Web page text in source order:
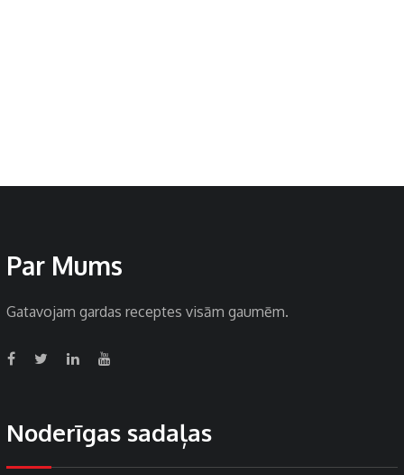
Par Mums
Gatavojam gardas receptes visām gaumēm.
Noderīgas sadaļas